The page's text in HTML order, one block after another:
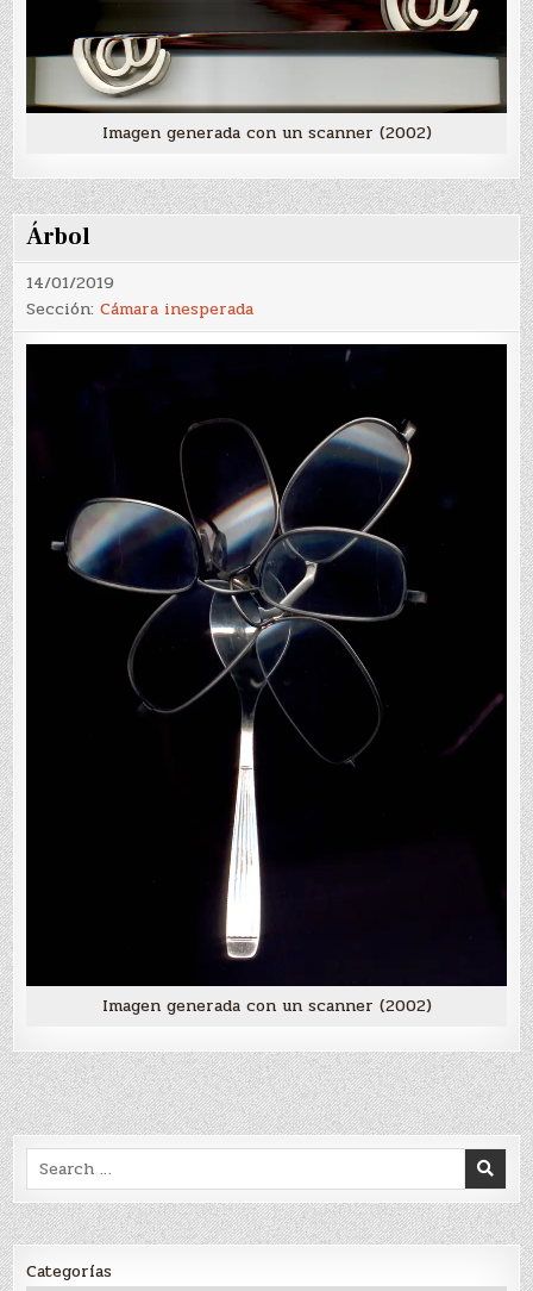
Imagen generada con un scanner (2002)
Árbol
14/01/2019
Sección:Cámara inesperada
Imagen generada con un scanner (2002)
Search
for:
Categorías